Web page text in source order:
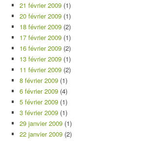
21 février 2009 (1)
20 février 2009 (1)
18 février 2009 (2)
17 février 2009 (1)
16 février 2009 (2)
13 février 2009 (1)
11 février 2009 (2)
8 février 2009 (1)
6 février 2009 (4)
5 février 2009 (1)
3 février 2009 (1)
29 janvier 2009 (1)
22 janvier 2009 (2)